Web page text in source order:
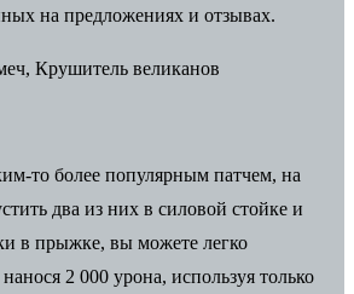
на предложениях и отзывах.
Крушитель великанов
то более популярным патчем, на
два из них в силовой стойке и
в прыжке, вы можете легко
2 000 урона, используя только